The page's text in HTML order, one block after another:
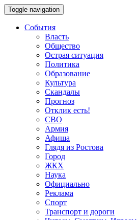
Toggle navigation
События
Власть
Общество
Острая ситуация
Политика
Образование
Культура
Скандалы
Прогноз
Отклик есть!
СВО
Армия
Афиша
Глядя из Ростова
Город
ЖКХ
Наука
Официально
Реклама
Спорт
Транспорт и дороги